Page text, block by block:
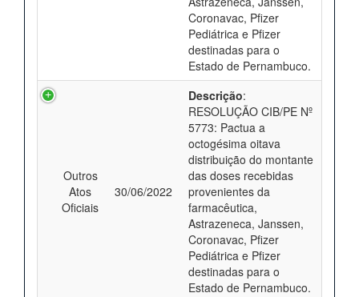
Coronavac, Pfizer
Pediátrica e Pfizer
destinadas para o
Estado de Pernambuco.
Outros
Atos
Oficiais
30/06/2022
Descrição:
RESOLUÇÃO CIB/PE Nº
5773: Pactua a
octogésima oitava
distribuição do montante
das doses recebidas
provenientes da
farmacêutica,
Astrazeneca, Janssen,
Coronavac, Pfizer
Pediátrica e Pfizer
destinadas para o
Estado de Pernambuco.